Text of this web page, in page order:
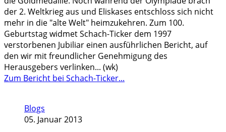
der 2. Weltkrieg aus und Eliskases entschloss sich nicht
mehr in die "alte Welt" heimzukehren. Zum 100.
Geburtstag widmet Schach-Ticker dem 1997
verstorbenen Jubiliar einen ausführlichen Bericht, auf
den wir mit freundlicher Genehmigung des
Herausgebers verlinken... (wk)
Zum Bericht bei Schach-Ticker...
Blogs
05. Januar 2013